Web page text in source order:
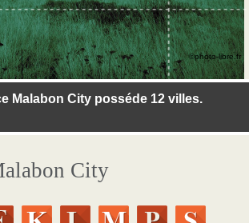
Malabon City posséde 12 villes.
©photo-libre.fr
City